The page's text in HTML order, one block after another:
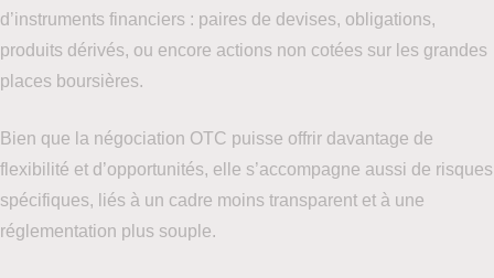
d’instruments financiers : paires de devises, obligations,
produits dérivés, ou encore actions non cotées sur les grandes
places boursières.
Bien que la négociation OTC puisse offrir davantage de
flexibilité et d’opportunités, elle s’accompagne aussi de risques
spécifiques, liés à un cadre moins transparent et à une
réglementation plus souple.